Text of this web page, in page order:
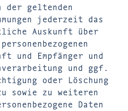
der geltenden
jederzeit das
Auskunft über
und Empfänger und
und ggf.
oder Löschung
sowie zu weiteren
Daten